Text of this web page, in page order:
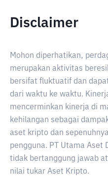
Disclaimer
Mohon diperhatikan,
merupakan aktivitas
bersifat fluktuatif dan
dari waktu ke waktu.
mencerminkan kinerja di
kehilangan sebagai
aset kripto dan
pengguna. PT Utama
tidak bertanggung jawab
nilai tukar Aset Kripto.